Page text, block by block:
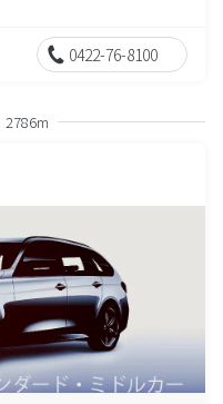
0422-76-8100
2786m